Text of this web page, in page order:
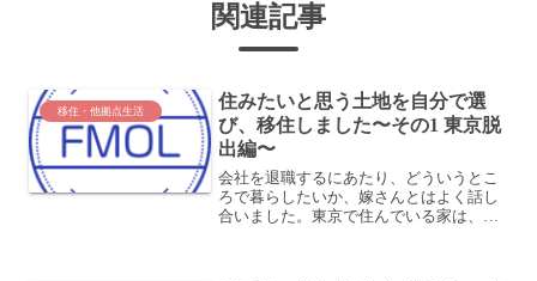
関連記事
移住・他拠点生活
住みたいと思う土地を自分で選
び、移住しました〜その1 東京脱
出編〜
会社を退職するにあたり、どういうとこ
ろで暮らしたいか、嫁さんとはよく話し
合いました。東京で住んでいる家は、会